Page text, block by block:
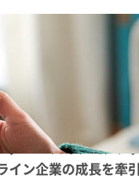
グ ベースのレコメン
イン企業の成長を牽